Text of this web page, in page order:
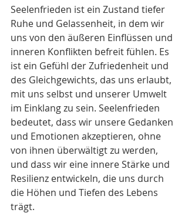
Seelenfrieden ist ein Zustand tiefer
Ruhe und Gelassenheit, in dem wir
uns von den äußeren Einflüssen und
inneren Konflikten befreit fühlen. Es
ist ein Gefühl der Zufriedenheit und
des Gleichgewichts, das uns erlaubt,
mit uns selbst und unserer Umwelt
im Einklang zu sein. Seelenfrieden
bedeutet, dass wir unsere Gedanken
und Emotionen akzeptieren, ohne
von ihnen überwältigt zu werden,
und dass wir eine innere Stärke und
Resilienz entwickeln, die uns durch
die Höhen und Tiefen des Lebens
trägt.